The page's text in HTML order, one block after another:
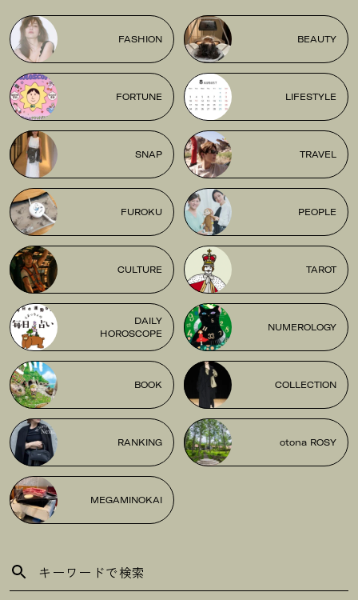
FASHION BEAUTY
FORTUNE LIFESTYLE
SNAP TRAVEL
FUROKU PEOPLE
CULTURE TAROT
DAILY
HOROSCOPE
NUMEROLOGY
BOOK COLLECTION
RANKING otona ROSY
MEGAMINOKAI